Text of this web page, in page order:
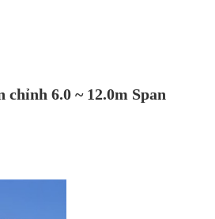
6.0 ~ 12.0m Span